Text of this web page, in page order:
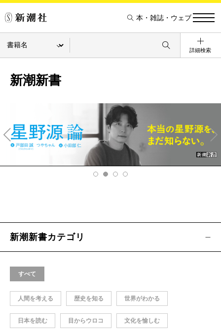
本・雑誌・ウェブ
詳細検索
新潮新書
v
Ne
xt
新潮新書カテゴリ
すべて
人間を考える 歴史を知る 世界がわかる
日本を読む 目からウロコ 文化を愉しむ